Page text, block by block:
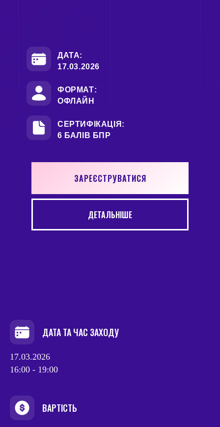
ЗАРЕЄСТРУВАТИСЯ
6 БАЛІВ БПР
СЕРТИФІКАЦІЯ:
ОФЛАЙН
ФОРМАТ:
17.03.2026
ДАТА:
ДЕТАЛЬНІШЕ
ДАТА ТА ЧАС ЗАХОДУ
17.03.2026
16:00 - 19:00
ВАРТІСТЬ